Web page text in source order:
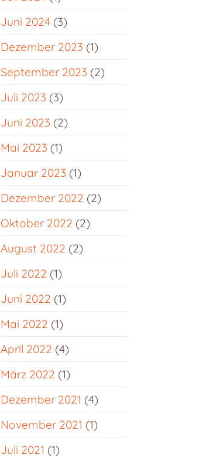
Juni 2024(3)
Dezember 2023 (1)
September 2023 (2)
Juli 2023 (3)
Juni 2023 (2)
Mai 2023 (1)
Januar 2023 (1)
Dezember 2022 (2)
Oktober 2022 (2)
August 2022 (2)
Juli 2022 (1)
Juni 2022 (1)
Mai 2022 (1)
April 2022 (4)
März 2022 (1)
Dezember 2021 (4)
November 2021 (1)
Juli 2021 (1)